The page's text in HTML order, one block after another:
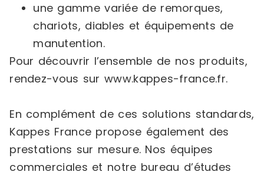
une gamme variée de remorques,
chariots, diables et équipements de
manutention.
Pour découvrir l’ensemble de nos produits,
rendez-vous sur www.kappes-france.fr.
En complément de ces solutions standards,
Kappes France propose également des
prestations sur mesure. Nos équipes
commerciales et notre bureau d’études